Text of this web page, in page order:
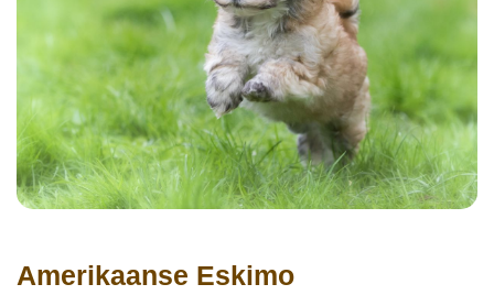
Amerikaanse Eskimo